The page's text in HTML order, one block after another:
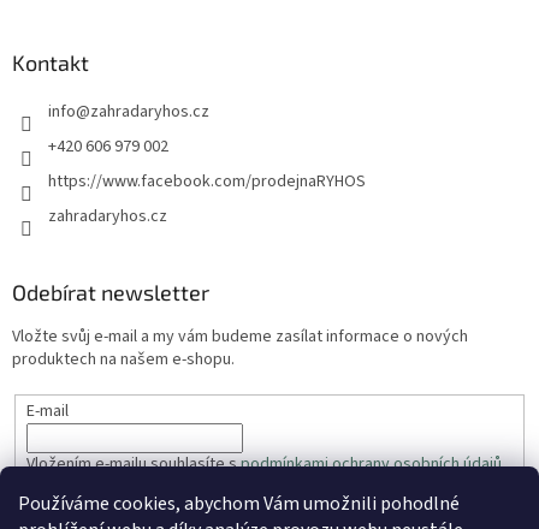
Používáme cookies, abychom Vám umožnili pohodlné
Kontakt
info@zahradaryhos.cz
+420 606 979 002
https://www.facebook.com/prodejnaRYHOS
zahradaryhos.cz
Odebírat newsletter
Vložte svůj e-mail a my vám budeme zasílat informace o nových
produktech na našem e-shopu.
E-mail
Vložením e-mailu souhlasíte spodmínkami ochrany osobních údajů
PŘIHLÁSIT SE